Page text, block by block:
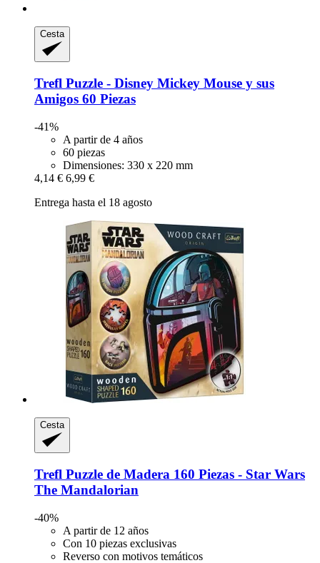
Cesta
Trefl Puzzle -​ Disney Mickey Mouse y sus
Amigos 60 Piezas
-41%
A partir de 4 años
60 piezas
Dimensiones: 330 x 220 mm
4,14 € 6,99 €
Entrega hasta el 18 agosto
Cesta
Trefl Puzzle de Madera 160 Piezas -​ Star Wars
The Mandalorian
-40%
A partir de 12 años
Con 10 piezas exclusivas
Reverso con motivos temáticos